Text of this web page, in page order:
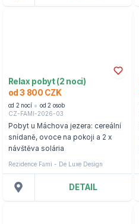
Relax pobyt (2 noci)
od 3 800 CZK
od 2 nocí
od 2 osob
CZ-FAMI-2026-03
Pobyt u Máchova jezera: cereální
snídaně, ovoce na pokoji a 2 x
návštěva solária
Rezidence Fami - De Luxe Design
DETAIL